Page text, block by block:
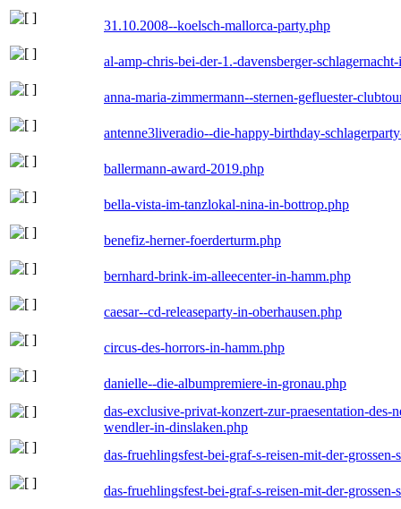
31.10.2008--koelsch-mallorca-party.php
al-amp-chris-bei-der-1.-davensberger-
anna-maria-zimmermann--sternen-gefluester-
antenne3liveradio--die-happy-birthday-
ballermann-award-2019.php
bella-vista-im-tanzlokal-nina-in-bottrop.php
benefiz-herner-foerderturm.php
bernhard-brink-im-alleecenter-in-hamm.php
caesar--cd-releaseparty-in-oberhausen.php
circus-des-horrors-in-hamm.php
danielle--die-albumpremiere-in-gronau.php
das-exclusive-privat-konzert-zur-praesentation-
wendler-in-dinslaken.php
das-fruehlingsfest-bei-graf-s-reisen-mit-der-
das-fruehlingsfest-bei-graf-s-reisen-mit-der-